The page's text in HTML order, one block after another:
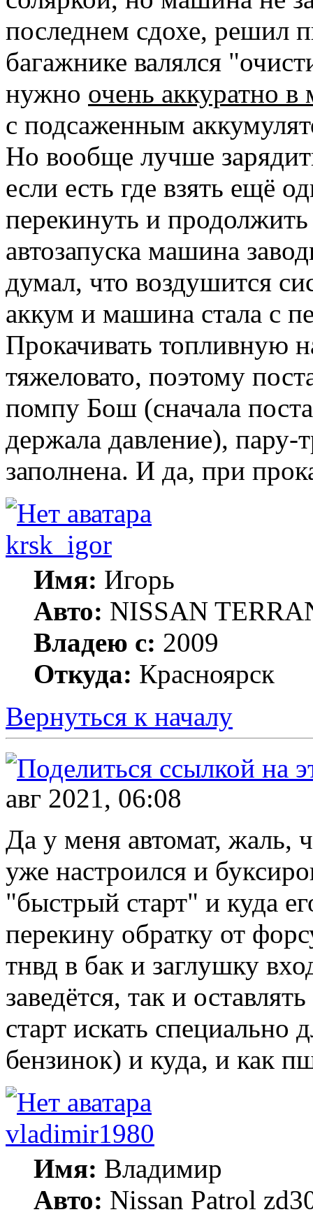
последнем сдохе, решил
багажнике валялся
нужно очень аккуратно в
с подсаженным
Но вообще лучше
если есть где взять ещё
перекинуть и
автозапуска машина
думал, что воздушится
аккум и машина стала с
Прокачивать топливную
тяжеловато, поэтому
помпу Бош (сначала
держала давление), пару-
заполнена. И да, при
krsk_igor
Имя: Игорь
Авто: NISSAN
Владею с: 2009
Откуда: Красноярск
Вернуться к началу
авг 2021, 06:08
Да у меня автомат, жаль,
уже настроился и
"быстрый старт" и куда
перекину обратку от
тнвд в бак и заглушку
заведётся, так и
старт искать специально
бензинок) и куда, и как
vladimir1980
Имя: Владимир
Авто: Nissan Patrol